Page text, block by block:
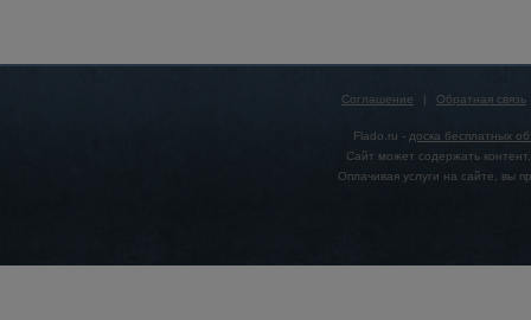
Соглашение | Обратная связь
Flado.ru - доска бесплатных
Сайт может содержать
Оплачивая услуги на сайте, вы